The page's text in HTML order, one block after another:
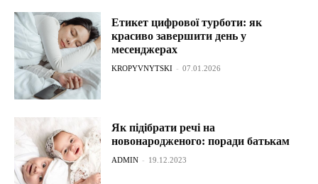
Етикет цифрової турботи: як
красиво завершити день у
месенджерах
KROPYVNYTSKI - 07.01.2026
Як підібрати речі на
новонародженого: поради батькам
ADMIN - 19.12.2023